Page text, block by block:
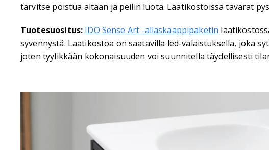
tarvitse poistua altaan ja peilin luota. Laatikostoissa tavarat
Tuotesuositus: IDO Sense Art -allaskaappipaketin
syvennystä. Laatikostoa on saatavilla led-valaistuksella, joka
joten tyylikkään kokonaisuuden voi suunnitella täydellisesti